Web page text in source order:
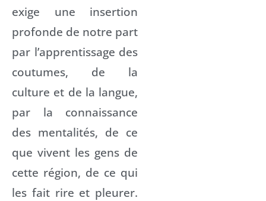
exige une insertion
profonde de notre part
par l’apprentissage des
coutumes, de la
culture et de la langue,
par la connaissance
des mentalités, de ce
que vivent les gens de
cette région, de ce qui
les fait rire et pleurer.